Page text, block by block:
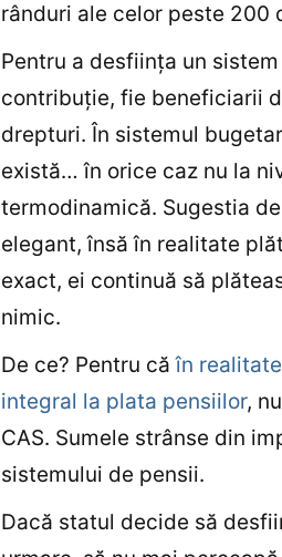
rânduri ale celor peste 200
Pentru a desfiinţa un
contribuţie, fie beneficiarii
drepturi. În sistemul
există… în orice caz nu la
termodinamică. Sugestia
elegant, însă în realitate
exact, ei continuă să
nimic.
De ce? Pentru căîn
integral la plata pensiilor,
CAS. Sumele strânse din
sistemului de pensii.
Dacă statul decide să